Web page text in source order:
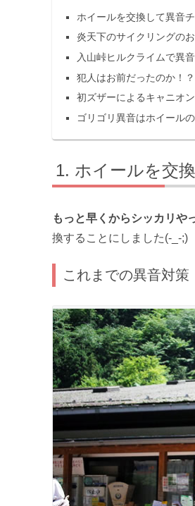
ホイールを交換して異音
炎天下のサイクリングの
入山峠ヒルクライムで異
犯人はお前だったのか！
初ズザーによるキャニオ
ゴリゴリ異音はホイール
ホイールを交
もっと早くからシッカリや
換することにしました(-_-;)
これまでの異音対策